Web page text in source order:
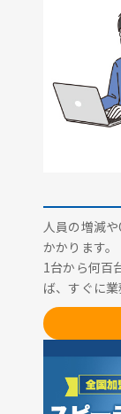
人員の増減
かかります。
1台から何百
ば、すぐに